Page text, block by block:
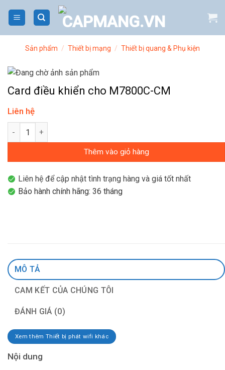
Sản phẩm / Thiết bị mạng / Thiết bị quang & Phụ kiện
Card điều khiển cho M7800C-CM
Liên hệ
Card điều khiển cho M7800C-CM số lượng
Thêm vào giỏ hàng
Liên hệ để cập nhật tình trạng hàng và giá tốt nhất
Bảo hành chính hãng: 36 tháng
MÔ TẢ
CAM KẾT CỦA CHÚNG TÔI
ĐÁNH GIÁ (0)
Xem thêm Thiết bị phát wifi khác
Nội dung